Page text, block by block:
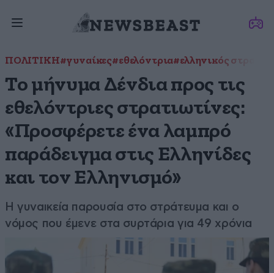
ΠΟΛΙΤΙΚΗ#γυναίκες#εθελόντρια#ελληνικός στρατός
Το μήνυμα Δένδια προς τις
εθελόντριες στρατιωτίνες:
«Προσφέρετε ένα λαμπρό
παράδειγμα στις Ελληνίδες
και τον Ελληνισμό»
Η γυναικεία παρουσία στο στράτευμα και ο
νόμος που έμενε στα συρτάρια για 49 χρόνια